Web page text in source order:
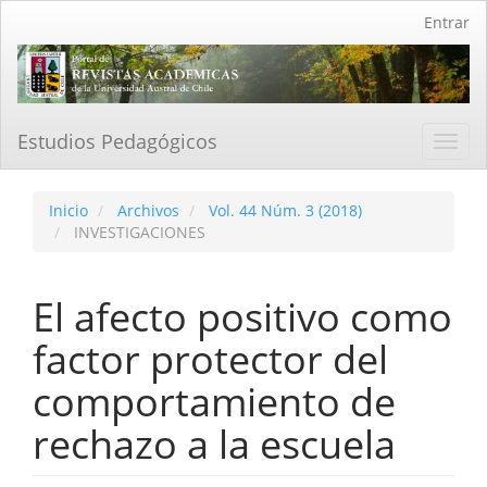
Contenido
principal
Barra
Entrar
Estudios Pedagógicos
Inicio Archivos
Vol. 44 Núm. 3 (2018)
INVESTIGACIONES
El afecto positivo como
factor protector del
comportamiento de
rechazo a la escuela